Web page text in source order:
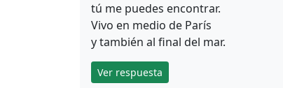
tú me puedes encontrar.
Vivo en medio de París
y también al final del mar.
Ver respuesta